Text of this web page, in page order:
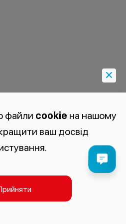
файли cookie на нашому
ваш досвід